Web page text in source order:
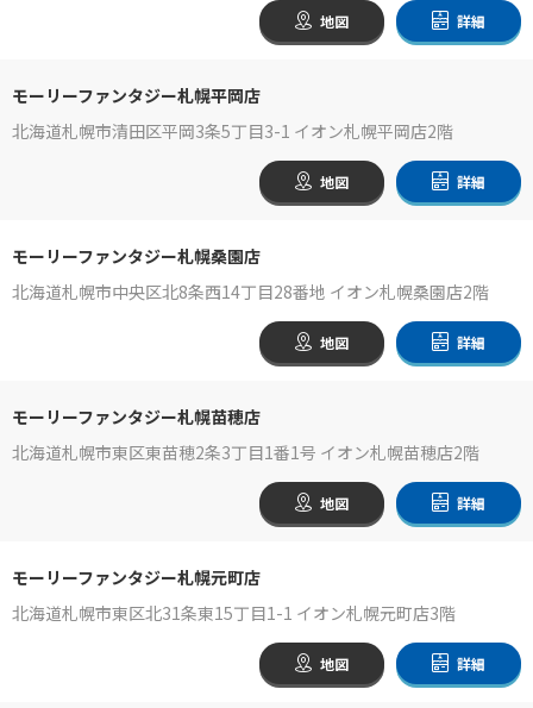
地図 詳細
モーリーファンタジー札幌平岡店
北海道札幌市清田区平岡3条5丁目3-1 イオン札幌平岡店2階
地図 詳細
モーリーファンタジー札幌桑園店
北海道札幌市中央区北8条西14丁目28番地 イオン札幌桑園店2階
地図 詳細
モーリーファンタジー札幌苗穂店
北海道札幌市東区東苗穂2条3丁目1番1号 イオン札幌苗穂店2階
地図 詳細
モーリーファンタジー札幌元町店
北海道札幌市東区北31条東15丁目1-1 イオン札幌元町店3階
地図 詳細